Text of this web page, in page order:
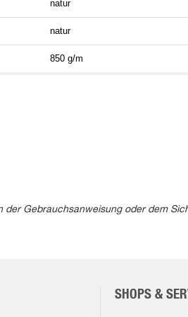
natur
natur
850 g/m
der Gebrauchsanweisung oder dem
SHOPS &